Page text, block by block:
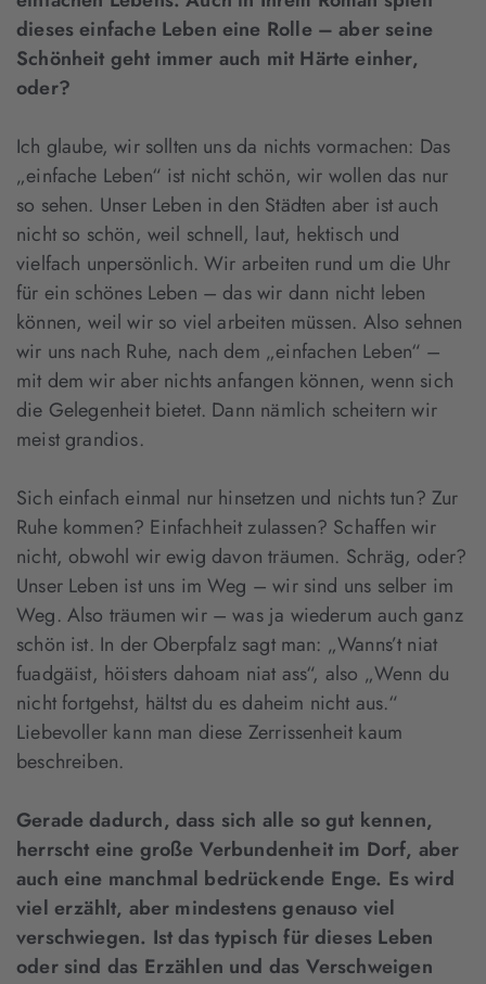
dieses einfache Leben eine Rolle – aber seine
Schönheit geht immer auch mit Härte einher,
oder?
Ich glaube, wir sollten uns da nichts vormachen: Das
„einfache Leben“ ist nicht schön, wir wollen das nur
so sehen. Unser Leben in den Städten aber ist auch
nicht so schön, weil schnell, laut, hektisch und
vielfach unpersönlich. Wir arbeiten rund um die Uhr
für ein schönes Leben – das wir dann nicht leben
können, weil wir so viel arbeiten müssen. Also sehnen
wir uns nach Ruhe, nach dem „einfachen Leben“ –
mit dem wir aber nichts anfangen können, wenn sich
die Gelegenheit bietet. Dann nämlich scheitern wir
meist grandios.
Sich einfach einmal nur hinsetzen und nichts tun? Zur
Ruhe kommen? Einfachheit zulassen? Schaffen wir
nicht, obwohl wir ewig davon träumen. Schräg, oder?
Unser Leben ist uns im Weg – wir sind uns selber im
Weg. Also träumen wir – was ja wiederum auch ganz
schön ist. In der Oberpfalz sagt man: „Wanns’t niat
fuadgäist, höisters dahoam niat ass“, also „Wenn du
nicht fortgehst, hältst du es daheim nicht aus.“
Liebevoller kann man diese Zerrissenheit kaum
beschreiben.
Gerade dadurch, dass sich alle so gut kennen,
herrscht eine große Verbundenheit im Dorf, aber
auch eine manchmal bedrückende Enge. Es wird
viel erzählt, aber mindestens genauso viel
verschwiegen. Ist das typisch für dieses Leben
oder sind das Erzählen und das Verschweigen